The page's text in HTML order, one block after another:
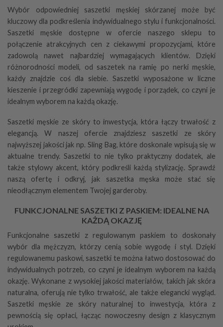
Wybór odpowiedniej saszetki męskiej skórzanej może być
kluczowy dla podkreślenia indywidualnego stylu i funkcjonalności.
Saszetki męskie dostępne w ofercie naszego sklepu to
połączenie atrakcyjnych cen z ciekawymi propozycjami, które
zadowolą nawet najbardziej wymagających klientów. Dzięki
różnorodności modeli, od saszetek na ramię po nerki męskie,
każdy znajdzie coś dla siebie. Saszetki wyposażone w liczne
kieszenie i przegródki zapewniają wygodę i porządek, co czyni je
idealnym wyborem na każdą okazję.
Saszetki męskie ze skóry to inwestycja, która łączy trwałość z
elegancją. W naszej ofercie znajdziesz saszetki ze skóry
najwyższej jakości jak np. Sling Bag, które doskonale wpisują się w
aktualne trendy. Saszetki to nie tylko praktyczny dodatek, ale
także stylowy akcent, który podkreśli każdą stylizację. Sprawdź
naszą ofertę i odkryj, jak saszetka męska może stać się
nieodłącznym elementem Twojej garderoby.
FUNKCJONALNE SASZETKI Z PASKIEM: IDEALNE NA
KAŻDĄ OKAZJĘ
Funkcjonalne saszetki z regulowanym paskiem to doskonały
wybór dla mężczyzn, którzy cenią sobie wygodę i styl. Dzięki
regulowanemu paskowi, saszetki te można łatwo dostosować do
indywidualnych potrzeb, co czyni je idealnym wyborem na każdą
okazję. Wykonane z wysokiej jakości materiałów, takich jak skóra
naturalna, oferują nie tylko trwałość, ale także elegancki wygląd.
Saszetki męskie ze skóry naturalnej to inwestycja, która z
pewnością się opłaci, łącząc nowoczesny design z klasycznym